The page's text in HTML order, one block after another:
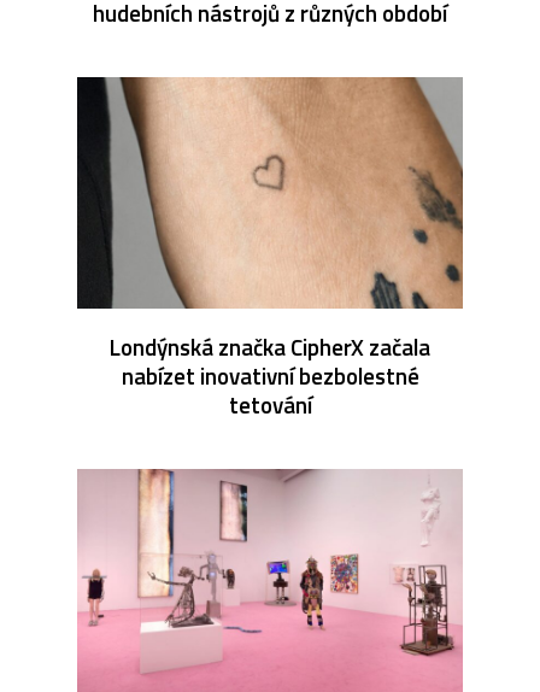
hudebních nástrojů z různých období
Londýnská značka CipherX začala
nabízet inovativní bezbolestné
tetování